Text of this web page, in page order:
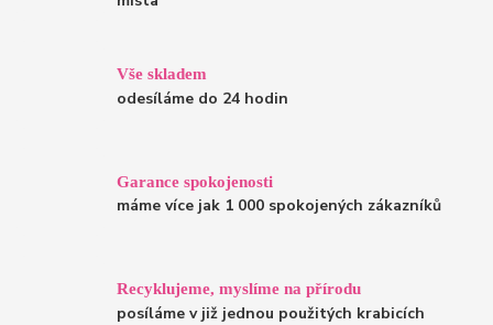
Vše skladem
odesíláme do 24 hodin
Garance spokojenosti
máme více jak 1 000 spokojených zákazníků
Recyklujeme, myslíme na přírodu
posíláme v již jednou použitých krabicích